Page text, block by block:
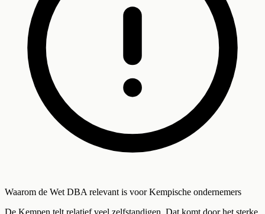
Waarom de Wet DBA relevant is voor Kempische ondernemers
De Kempen telt relatief veel zelfstandigen. Dat komt door het sterke